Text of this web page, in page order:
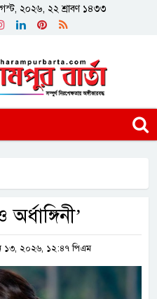
২০২৬, ২২ শ্রাবণ ১৪৩৩
১৩, ২০২৬, ১২:৪৭ পিএম